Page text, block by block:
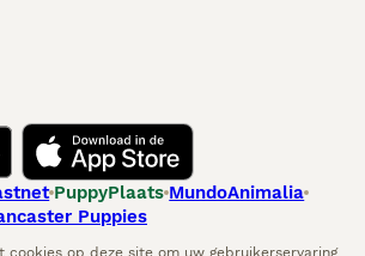
PuppyPlaats MundoAnimalia
Puppies
cookies op deze site om uw gebruikerservaring